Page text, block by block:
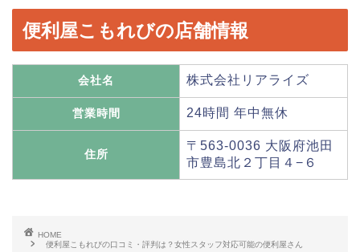
便利屋こもれびの店舗情報
会社名 株式会社リアライズ
営業時間 24時間 年中無休
住所
〒563-0036 大阪府池田
市豊島北２丁目４−６
HOME
便利屋こもれびの口コミ・評判は？女性スタッフ対応可能の便利屋さん